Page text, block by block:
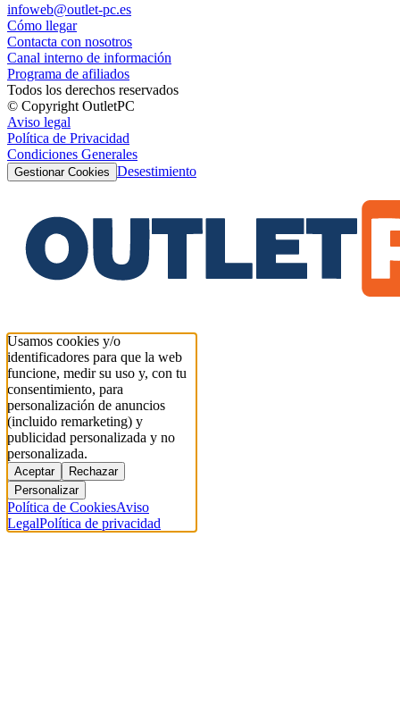
infoweb@outlet-pc.es
Cómo llegar
Contacta con nosotros
Canal interno de información
Programa de afiliados
Todos los derechos reservados
© Copyright OutletPC
Aviso legal
Política de Privacidad
Condiciones Generales
Gestionar Cookies Desestimiento
Usamos cookies y/o
identificadores para que la web
funcione, medir su uso y, con tu
consentimiento, para
personalización de anuncios
(incluido remarketing) y
publicidad personalizada y no
personalizada.
Aceptar
Rechazar
Personalizar
Política de CookiesAviso
LegalPolítica de privacidad